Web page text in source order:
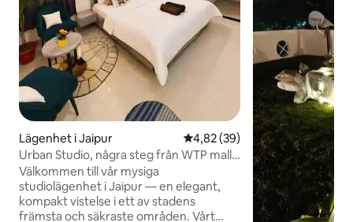
Lägenhet i Jaipur 4,82 av 5 i genomsnittligt
4,82 (39)
Urban Studio, några steg från WTP mall,
flygplats
Välkommen till vår mysiga
studiolägenhet i Jaipur — en elegant,
kompakt vistelse i ett av stadens
främsta och säkraste områden. Vårt